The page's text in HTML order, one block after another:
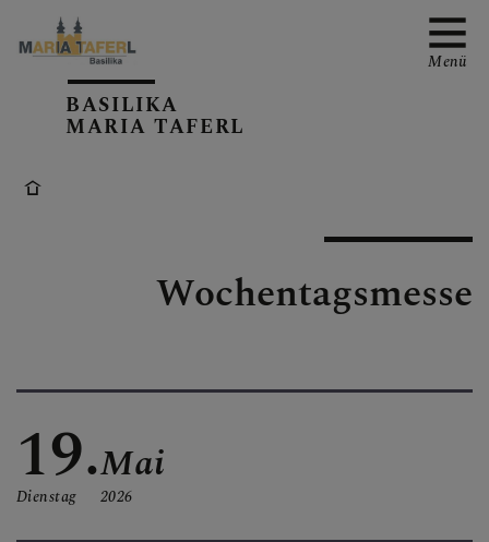
PFARRKIRCHE
BESUCHEN & ERLEBEN
BASILIKA
MARIA TAFERL
Menü
Wochentagsmesse
19.
Dienstag
Mai
2026